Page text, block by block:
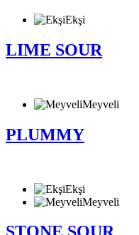
Ekşi
LIME SOUR
Meyveli
PLUMMY
Ekşi
Meyveli